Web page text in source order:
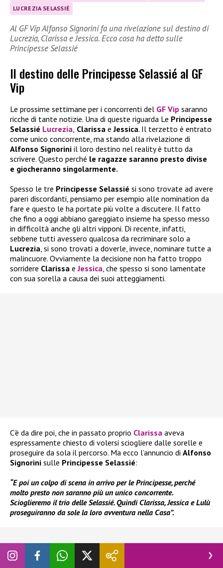
LUCREZIA SELASSIÉ
Al GF Vip Alfonso Signorini fa una rivelazione sul destino di
Lucrezia, Clarissa e Jessica. Ecco cosa ha detto sulle
Principesse Selassié
Il destino delle Principesse Selassié al GF
Vip
Le prossime settimane per i concorrenti del GF Vip saranno
ricche di tante notizie. Una di queste riguarda Le Principesse
Selassié Lucrezia Clarissa eJessica. Il terzetto è entrato
come unico concorrente, ma stando alla rivelazione di
Alfonso Signorini il loro destino nel reality è tutto da
scrivere. Questo perché le ragazze saranno presto divise
e giocheranno singolarmente.
Spesso le tre Principesse Selassié si sono trovate ad avere
pareri discordanti, pensiamo per esempio alle nomination da
fare e questo le ha portate più volte a discutere. Il fatto
che fino a oggi abbiano gareggiato insieme ha spesso messo
in difficoltà anche gli altri vipponi. Di recente, infatti,
sebbene tutti avessero qualcosa da recriminare solo a
Lucrezia , si sono trovati a doverle, invece, nominare tutte a
malincuore. Ovviamente la decisione non ha fatto troppo
sorridere Clarissa eJessica , che spesso si sono lamentate
con sua sorella a causa dei suoi atteggiamenti.
C’è da dire poi, che in passato proprio Clarissa aveva
espressamente chiesto di volersi sciogliere dalle sorelle e
proseguire da sola il percorso. Ma ecco l’annuncio di Alfonso
Signorini sulle Principesse Selassié:
“E poi un colpo di scena in arrivo per le Principesse, perché
molto presto non saranno più un unico concorrente.
Scioglieremo il trio delle Selassié. Quindi Clarissa, Jessica e Lulù
proseguiranno da sole la loro avventura nella Casa”.